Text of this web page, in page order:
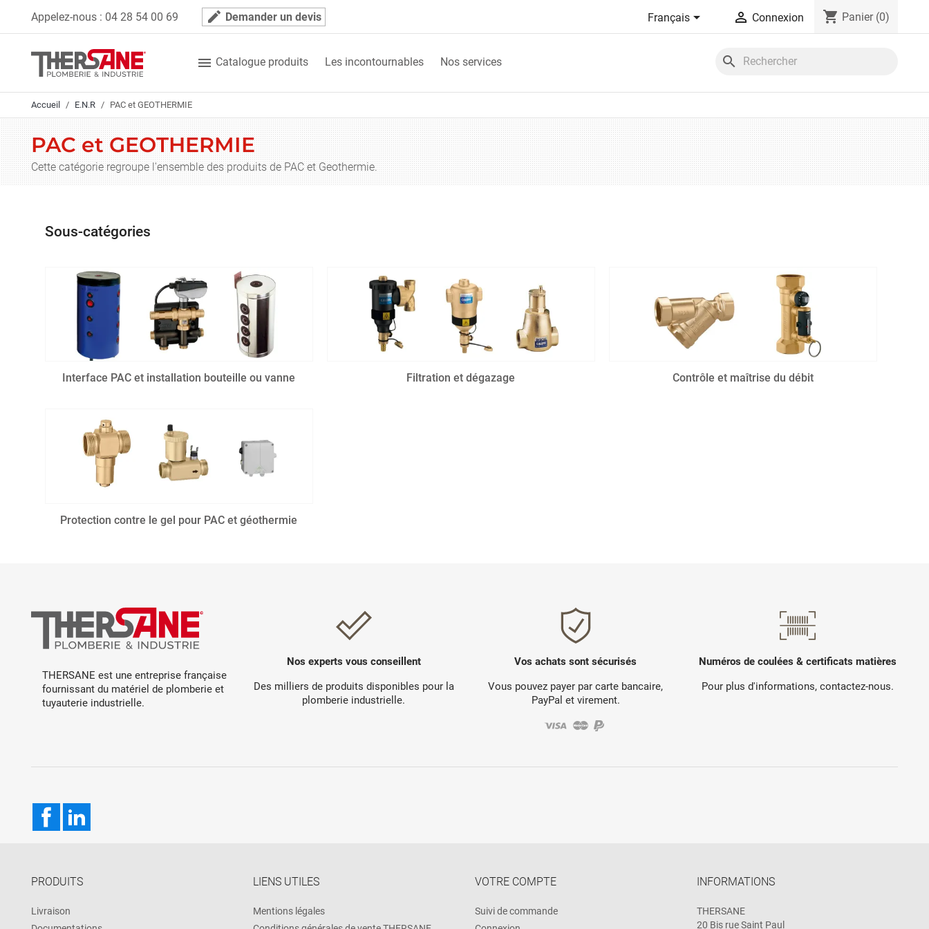
Appelez-nous : 04 28 54 00 69 mode_edit Demander un devis Français  Connexion shopping_cart Panier (0)
 Catalogue produits Les incontournables Nos services search
Accueil E.N.R PAC et GEOTHERMIE
PAC et GEOTHERMIE
Cette catégorie regroupe l'ensemble des produits de PAC et Geothermie.
Sous-catégories
Interface PAC et installation bouteille ou vanne Filtration et dégazage Contrôle et maîtrise du débit
Protection contre le gel pour PAC et géothermie
THERSANE est une entreprise française
fournissant du matériel de plomberie et
tuyauterie industrielle.
Nos experts vous conseillent
Des milliers de produits disponibles pour la
plomberie industrielle.
Vos achats sont sécurisés
Vous pouvez payer par carte bancaire,
PayPal et virement.
Numéros de coulées & certificats matières
Pour plus d'informations, contactez-nous.
Facebook
PRODUITS
Livraison
LIENS UTILES
Mentions légales
VOTRE COMPTE
Suivi de commande
INFORMATIONS
THERSANE
20 Bis rue Saint Paul